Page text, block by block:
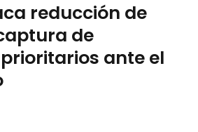
reducción de
de
ante el